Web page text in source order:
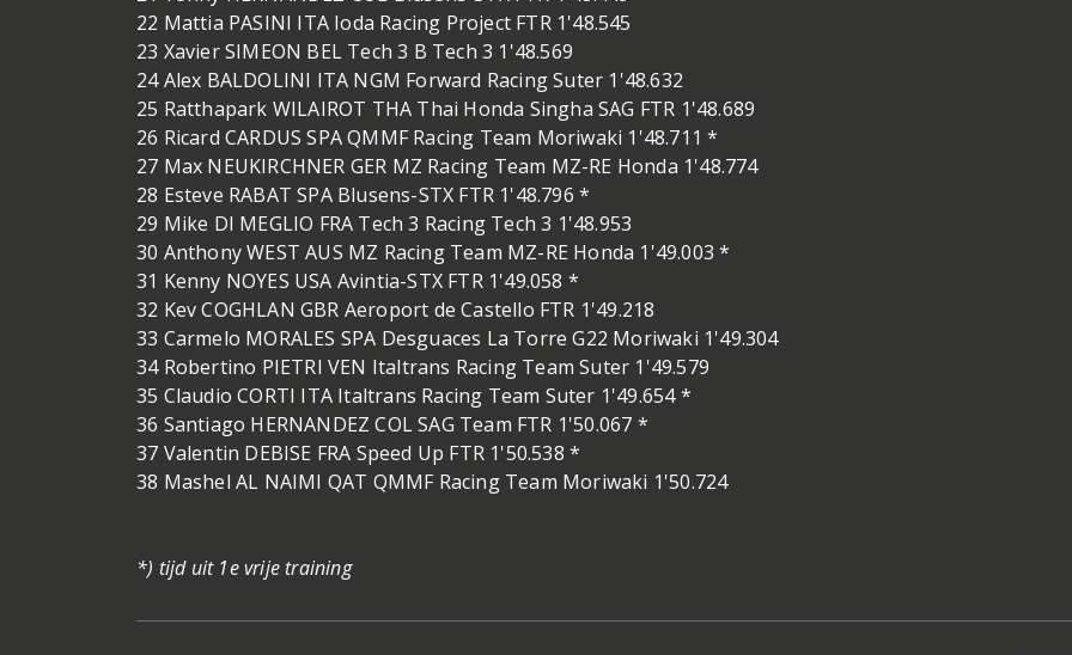
22 Mattia PASINI ITA Ioda Racing Project FTR 1'48.545
23 Xavier SIMEON BEL Tech 3 B Tech 3 1'48.569
24 Alex BALDOLINI ITA NGM Forward Racing Suter 1'48.632
25 Ratthapark WILAIROT THA Thai Honda Singha SAG FTR 1'48.689
26 Ricard CARDUS SPA QMMF Racing Team Moriwaki 1'48.711 *
27 Max NEUKIRCHNER GER MZ Racing Team MZ-RE Honda 1'48.774
28 Esteve RABAT SPA Blusens-STX FTR 1'48.796 *
29 Mike DI MEGLIO FRA Tech 3 Racing Tech 3 1'48.953
30 Anthony WEST AUS MZ Racing Team MZ-RE Honda 1'49.003 *
31 Kenny NOYES USA Avintia-STX FTR 1'49.058 *
32 Kev COGHLAN GBR Aeroport de Castello FTR 1'49.218
33 Carmelo MORALES SPA Desguaces La Torre G22 Moriwaki 1'49.304
34 Robertino PIETRI VEN Italtrans Racing Team Suter 1'49.579
35 Claudio CORTI ITA Italtrans Racing Team Suter 1'49.654 *
36 Santiago HERNANDEZ COL SAG Team FTR 1'50.067 *
37 Valentin DEBISE FRA Speed Up FTR 1'50.538 *
38 Mashel AL NAIMI QAT QMMF Racing Team Moriwaki 1'50.724
*) tijd uit 1e vrije training